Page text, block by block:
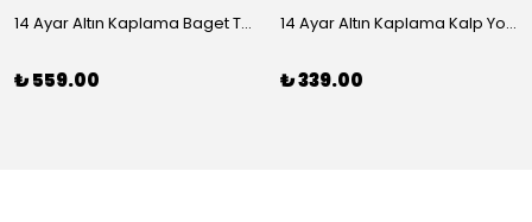
14 Ayar Altın Kaplama Baget Taşlı Vip Bileklik
₺ 559.00
14 Ayar Altın Kaplama Kalp Yolu Bileklik
₺ 339.00